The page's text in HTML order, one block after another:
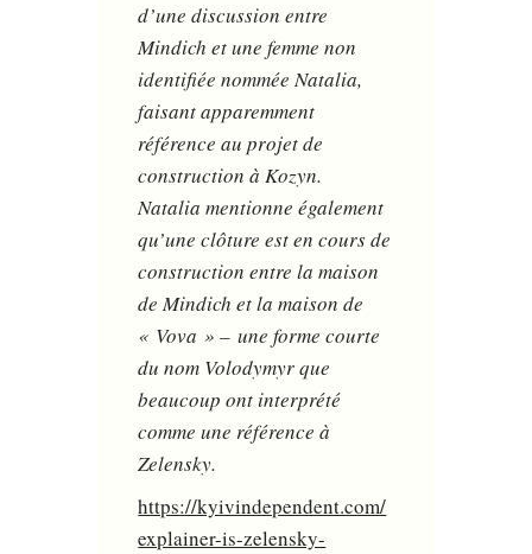
d’une discussion entre
Mindich et une femme non
identifiée nommée Natalia,
faisant apparemment
référence au projet de
construction à Kozyn.
Natalia mentionne également
qu’une clôture est en cours de
construction entre la maison
de Mindich et la maison de
« Vova » – une forme courte
du nom Volodymyr que
beaucoup ont interprété
comme une référence à
Zelensky.
https://kyivindependent.com/
explainer-is-zelensky-